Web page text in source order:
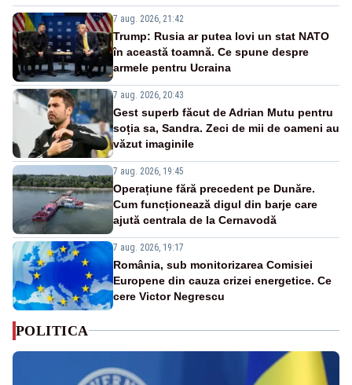
7 aug. 2026, 21:42
Trump: Rusia ar putea lovi un stat NATO
în această toamnă. Ce spune despre
armele pentru Ucraina
7 aug. 2026, 20:43
Gest superb făcut de Adrian Mutu pentru
soția sa, Sandra. Zeci de mii de oameni au
văzut imaginile
7 aug. 2026, 19:45
Operațiune fără precedent pe Dunăre.
Cum funcționează digul din barje care
ajută centrala de la Cernavodă
7 aug. 2026, 19:17
România, sub monitorizarea Comisiei
Europene din cauza crizei energetice. Ce
cere Victor Negrescu
POLITICA